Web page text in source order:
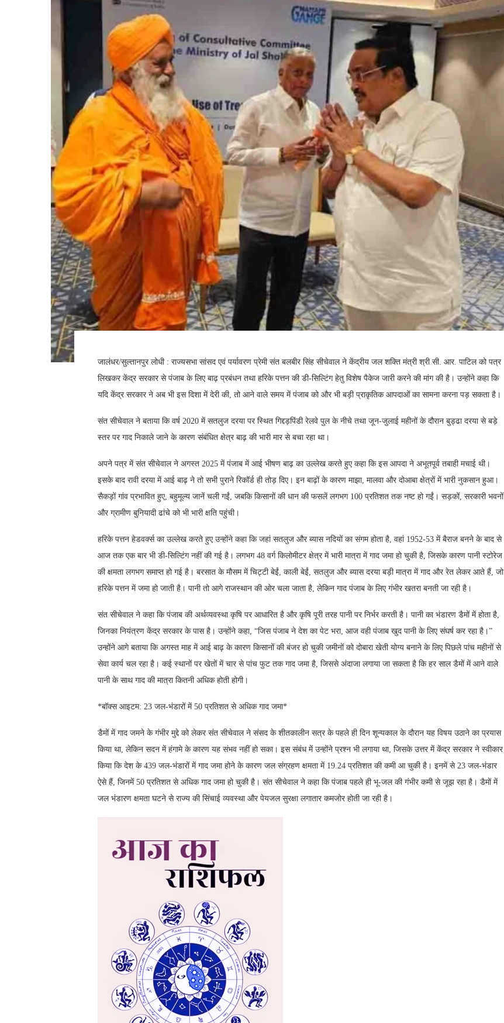
जालंधर/सुल्तानपुर लोधी : राज्यसभा सांसद एवं पर्यावरण प्रेमी संत बलबीर सिंह सीचेवाल ने केंद्रीय जल शक्ति मंत्री श्री सी. आर. पाटिल को पत्र
लिखकर केंद्र सरकार से पंजाब के लिए बाढ़ प्रबंधन तथा हरिके पत्तन की डी-सिल्टिंग हेतु विशेष पैकेज जारी करने की मांग की है। उन्होंने कहा कि
यदि केंद्र सरकार ने अब भी इस दिशा में देरी की, तो आने वाले समय में पंजाब को और भी बड़ी प्राकृतिक आपदाओं का सामना करना पड़ सकता है।
संत सीचेवाल ने बताया कि वर्ष 2020 में सतलुज दरया पर स्थित गिद्दड़पिंडी रेलवे पुल के नीचे तथा जून-जुलाई महीनों के दौरान बुड्ढा दरया से बड़े
स्तर पर गाद निकाले जाने के कारण संबंधित क्षेत्र बाढ़ की भारी मार से बचा रहा था।
अपने पत्र में संत सीचेवाल ने अगस्त 2025 में पंजाब में आई भीषण बाढ़ का उल्लेख करते हुए कहा कि इस आपदा ने अभूतपूर्व तबाही मचाई थी।
इसके बाद रावी दरया में आई बाढ़ ने तो सभी पुराने रिकॉर्ड ही तोड़ दिए। इन बाढ़ों के कारण माझा, मालवा और दोआबा क्षेत्रों में भारी नुकसान हुआ।
सैकड़ों गांव प्रभावित हुए, बहुमूल्य जानें चली गईं, जबकि किसानों की धान की फसलें लगभग 100 प्रतिशत तक नष्ट हो गईं। सड़कों, सरकारी भवनों
और ग्रामीण बुनियादी ढांचे को भी भारी क्षति पहुंची।
हरिके पत्तन हेडवर्क्स का उल्लेख करते हुए उन्होंने कहा कि जहां सतलुज और ब्यास नदियों का संगम होता है, वहां 1952-53 में बैराज बनने के बाद से
आज तक एक बार भी डी-सिल्टिंग नहीं की गई है। लगभग 48 वर्ग किलोमीटर क्षेत्र में भारी मात्रा में गाद जमा हो चुकी है, जिसके कारण पानी स्टोरेज
की क्षमता लगभग समाप्त हो गई है। बरसात के मौसम में चिट्टी बेईं, काली बेईं, सतलुज और ब्यास दरया बड़ी मात्रा में गाद और रेत लेकर आते हैं, जो
हरिके पत्तन में जमा हो जाती है। पानी तो आगे राजस्थान की ओर चला जाता है, लेकिन गाद पंजाब के लिए गंभीर खतरा बनती जा रही है।
संत सीचेवाल ने कहा कि पंजाब की अर्थव्यवस्था कृषि पर आधारित है और कृषि पूरी तरह पानी पर निर्भर करती है। पानी का भंडारण डैमों में होता है,
जिनका नियंत्रण केंद्र सरकार के पास है। उन्होंने कहा, “जिस पंजाब ने देश का पेट भरा, आज वही पंजाब खुद पानी के लिए संघर्ष कर रहा है।”
उन्होंने आगे बताया कि अगस्त माह में आई बाढ़ के कारण किसानों की बंजर हो चुकी जमीनों को दोबारा खेती योग्य बनाने के लिए पिछले पांच महीनों से
सेवा कार्य चल रहा है। कई स्थानों पर खेतों में चार से पांच फुट तक गाद जमा है, जिससे अंदाजा लगाया जा सकता है कि हर साल डैमों में आने वाले
पानी के साथ गाद की मात्रा कितनी अधिक होती होगी।
*बॉक्स आइटम: 23 जल-भंडारों में 50 प्रतिशत से अधिक गाद जमा*
डैमों में गाद जमने के गंभीर मुद्दे को लेकर संत सीचेवाल ने संसद के शीतकालीन सत्र के पहले ही दिन शून्यकाल के दौरान यह विषय उठाने का प्रयास
किया था, लेकिन सदन में हंगामे के कारण यह संभव नहीं हो सका। इस संबंध में उन्होंने प्रश्न भी लगाया था, जिसके उत्तर में केंद्र सरकार ने स्वीकार
किया कि देश के 439 जल-भंडारों में गाद जमा होने के कारण जल संग्रहण क्षमता में 19.24 प्रतिशत की कमी आ चुकी है। इनमें से 23 जल-भंडार
ऐसे हैं, जिनमें 50 प्रतिशत से अधिक गाद जमा हो चुकी है। संत सीचेवाल ने कहा कि पंजाब पहले ही भू-जल की गंभीर कमी से जूझ रहा है। डैमों में
जल भंडारण क्षमता घटने से राज्य की सिंचाई व्यवस्था और पेयजल सुरक्षा लगातार कमजोर होती जा रही है।